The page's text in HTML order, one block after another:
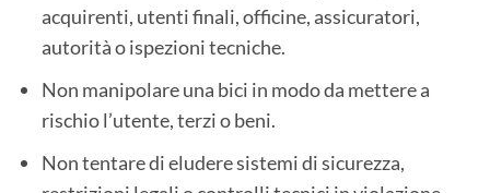
acquirenti, utenti finali, officine, assicuratori,
autorità o ispezioni tecniche.
Non manipolare una bici in modo da mettere a
rischio l’utente, terzi o beni.
Non tentare di eludere sistemi di sicurezza,